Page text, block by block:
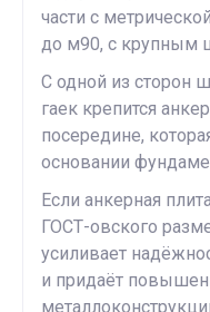
части с
до м90, с крупным
С одной из сторон
гаек крепится
посередине,
основании
Если анкерная
ГОСТ-овского
усиливает
и придаёт